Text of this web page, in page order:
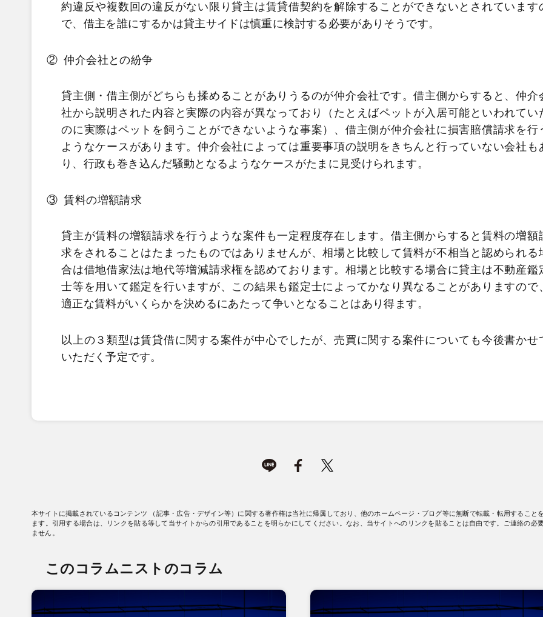
約違反や複数回の違反がない限り貸主は賃貸借契約を解除することができないとされています
で、借主を誰にするかは貸主サイドは慎重に検討する必要がありそうです。
② 仲介会社との紛争
貸主側・借主側がどちらも揉めることがありうるのが仲介会社です。借主側からすると、仲介
社から説明された内容と実際の内容が異なっており（たとえばペットが入居可能といわれてい
のに実際はペットを飼うことができないような事案）、借主側が仲介会社に損害賠償請求を行
ようなケースがあります。仲介会社によっては重要事項の説明をきちんと行っていない会社も
り、行政も巻き込んだ騒動となるようなケースがたまに見受けられます。
③ 賃料の増額請求
貸主が賃料の増額請求を行うような案件も一定程度存在します。借主側からすると賃料の増額
求をされることはたまったものではありませんが、相場と比較して賃料が不相当と認められる
合は借地借家法は地代等増減請求権を認めております。相場と比較する場合に貸主は不動産鑑
士等を用いて鑑定を行いますが、この結果も鑑定士によってかなり異なることがありますので
適正な賃料がいくらかを決めるにあたって争いとなることはあり得ます。
以上の３類型は賃貸借に関する案件が中心でしたが、売買に関する案件についても今後書かせ
いただく予定です。
本サイトに掲載されているコンテンツ （記事・広告・デザイン等）に関する著作権は当社に帰属しており、他のホームページ・ブログ等に無断で転載・転用すること
ます。引用する場合は、リンクを貼る等して当サイトからの引用であることを明らかにしてください。なお、当サイトへのリンクを貼ることは自由です。ご連絡の必
ません。
このコラムニストのコラム